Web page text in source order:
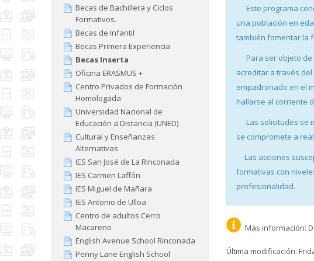
Este programa
una población en
también fomentar la
Para ser objeto
acreditar a través del
empadronado en el
hallarse al corriente
Las solicitudes se
se compromete a
Las acciones
formativas con
profesionalidad.
Más información:
Última modificación:
Becas de Bachillera y Ciclos
Formativos.
Becas de Infantil
Becas Primera Experiencia
Becas Inserta
Oficina ERASMUS +
Centro Privados de Formación
Homologada
Universidad Nacional de
Educación a Distancia (UNED)
Cultural y Enseñanzas
Alternativas
IES San José de La Rinconada
IES Carmen Laffón
IES Miguel de Mañara
IES Antonio de Ulloa
Centro de adultos Cerro
Macareno
English Avenue School Rinconada
Penny Lane English School